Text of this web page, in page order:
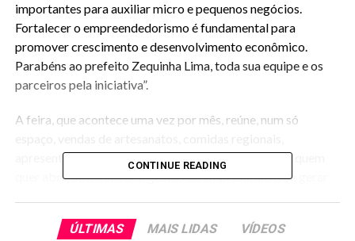
importantes para auxiliar micro e pequenos negócios.
Fortalecer o empreendedorismo é fundamental para
promover crescimento e desenvolvimento econômico.
Parabéns ao prefeito Zequinha Lima, toda sua equipe e os
parceiros pela iniciativa”.
A feira, que acontece uma vez por mês, reúne, num só
apresentações de artistas locais e informações para quem
quer abrir ou melhorar a gestão da empresa, além de gerar
No evento, foram celebrados ainda termos de parcerias e
CONTINUE READING
ÚLTIMAS MAIS LIDAS VÍDEOS